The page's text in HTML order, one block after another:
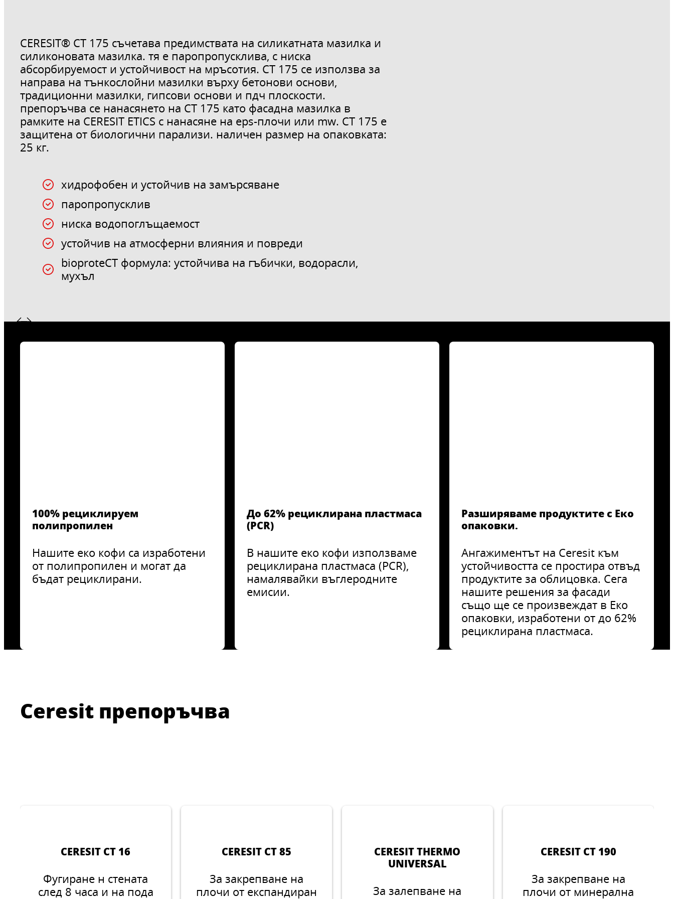
CERESIT® CT 175 съчетава предимствата на силикатната мазилка и
силиконовата мазилка. тя е паропропусклива, с ниска
абсорбируемост и устойчивост на мръсотия. CT 175 се използва за
направа на тънкослойни мазилки върху бетонови основи,
традиционни мазилки, гипсови основи и пдч плоскости.
препоръчва се нанасянето на CT 175 като фасадна мазилка в
рамките на CERESIT ETICS с нанасяне на eps-плочи или mw. CT 175 е
защитена от биологични парализи. наличен размер на опаковката:
25 кг.
хидрофобен и устойчив на замърсяване
паропропусклив
ниска водопоглъщаемост
устойчив на атмосферни влияния и повреди
bioproteCT формула: устойчива на гъбички, водорасли,
мухъл
100% рециклируем
полипропилен
Нашите еко кофи са изработени
от полипропилен и могат да
бъдат рециклирани.
До 62% рециклирана пластмаса
(PCR)
В нашите еко кофи използваме
рециклирана пластмаса (PCR),
намалявайки въглеродните
емисии.
Разширяваме продуктите с Еко
опаковки.
Ангажиментът на Ceresit към
устойчивостта се простира отвъд
продуктите за облицовка. Сега
нашите решения за фасади
също ще се произвеждат в Еко
опаковки, изработени от до 62%
рециклирана пластмаса.
Ceresit препоръчва
CERESIT CT 16
Фугиране н стената
след 8 часа и на пода
CERESIT CT 85
За закрепване на
плочи от експандиран
CERESIT THERMO
UNIVERSAL
За залепване на
CERESIT CT 190
За закрепване на
плочи от минерална